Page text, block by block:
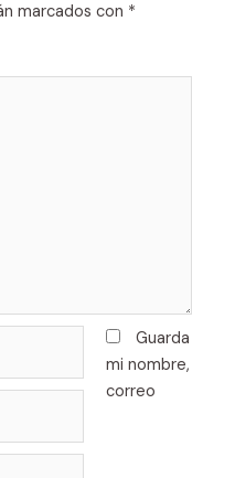
marcados con *
Guarda
mi nombre,
correo